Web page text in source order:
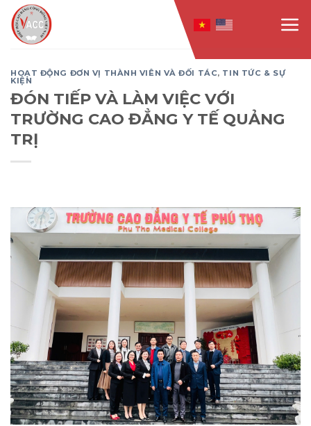
Skip
to
content
HOẠT ĐỘNG ĐƠN VỊ THÀNH VIÊN VÀ ĐỐI TÁC, TIN TỨC & SỰ
KIỆN
ĐÓN TIẾP VÀ LÀM VIỆC VỚI
TRƯỜNG CAO ĐẲNG Y TẾ QUẢNG
TRỊ